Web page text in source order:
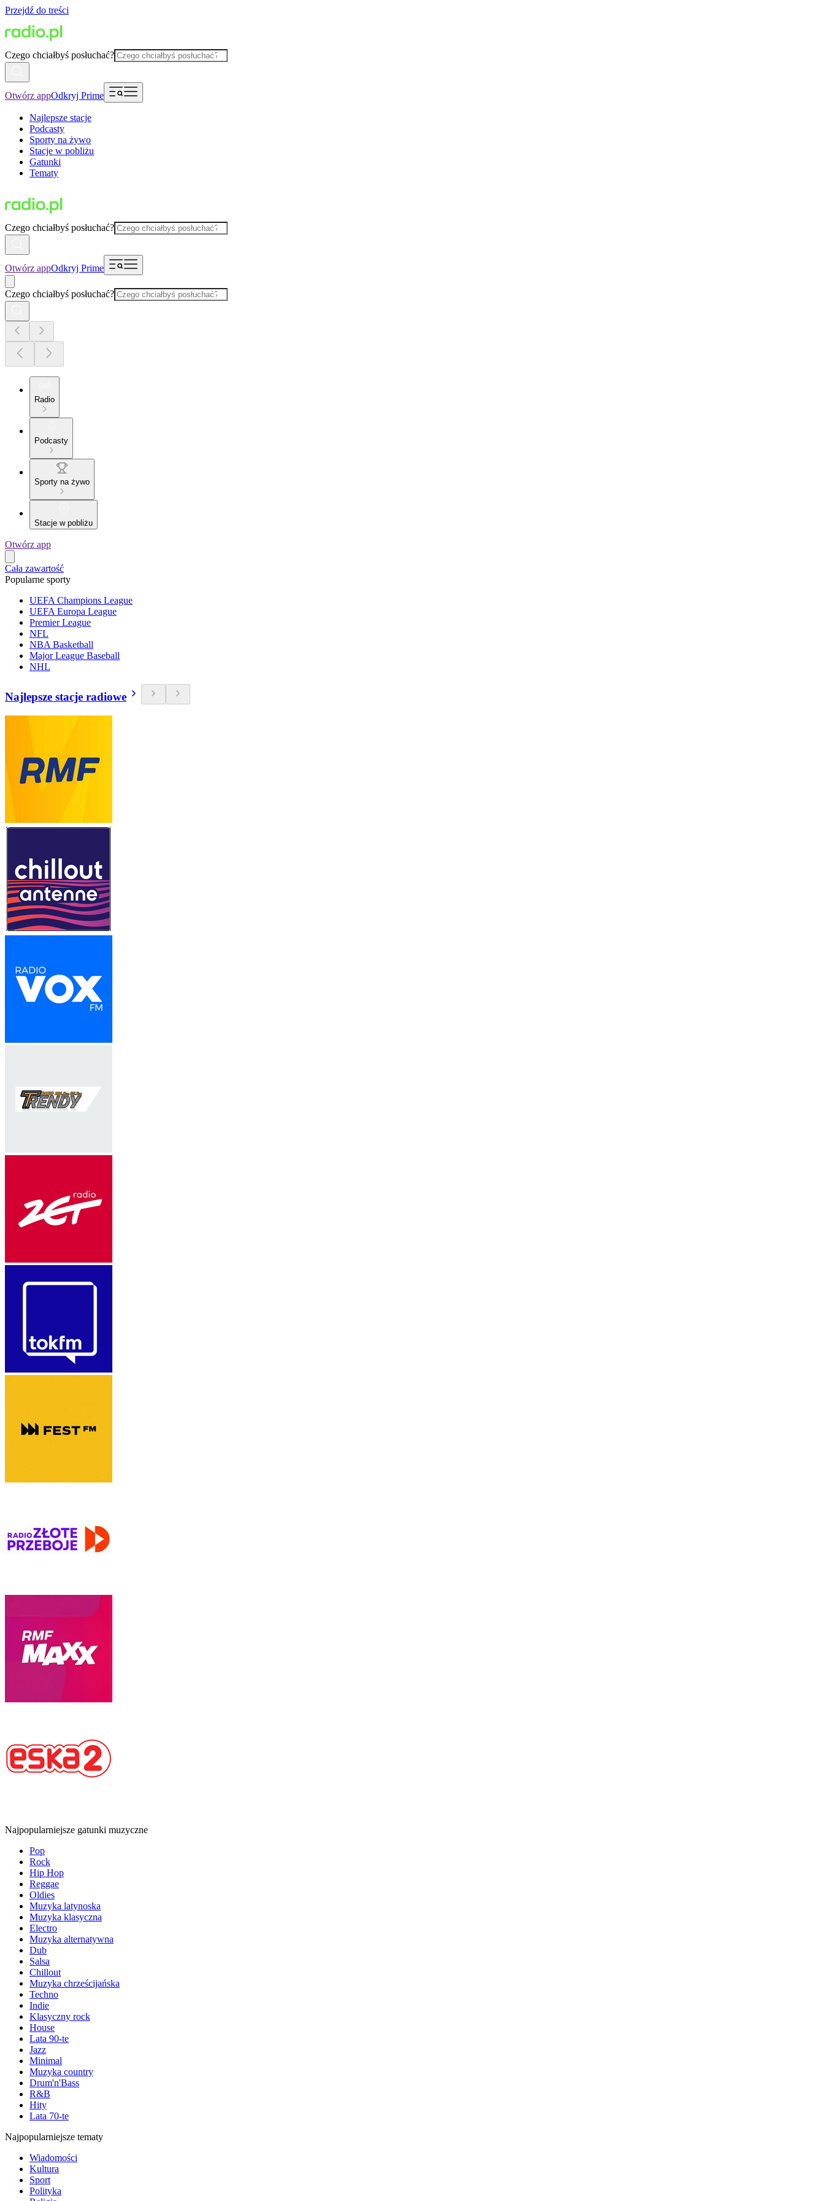
Przejdź do treści
Czego chciałbyś posłuchać?
Otwórz appOdkryj Prime
Najlepsze stacje
Podcasty
Sporty na żywo
Stacje w pobliżu
Gatunki
Tematy
Czego chciałbyś posłuchać?
Otwórz appOdkryj Prime
Czego chciałbyś posłuchać?
Radio
Podcasty
Sporty na żywo
Stacje w pobliżu
Otwórz app
Cała zawartość
Popularne sporty
UEFA Champions League
UEFA Europa League
Premier League
NFL
NBA Basketball
Major League Baseball
NHL
Najlepsze stacje radiowe
Najpopularniejsze gatunki muzyczne
Pop
Rock
Hip Hop
Reggae
Oldies
Muzyka latynoska
Muzyka klasyczna
Electro
Muzyka alternatywna
Dub
Salsa
Chillout
Muzyka chrześcijańska
Techno
Indie
Klasyczny rock
House
Lata 90-te
Jazz
Minimal
Muzyka country
Drum'n'Bass
R&B
Hity
Lata 70-te
Najpopularniejsze tematy
Wiadomości
Kultura
Sport
Polityka